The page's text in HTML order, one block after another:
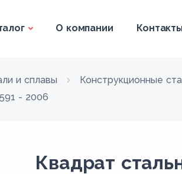
О компании
и сплавы Конструкционные
- 2006
Квадрат